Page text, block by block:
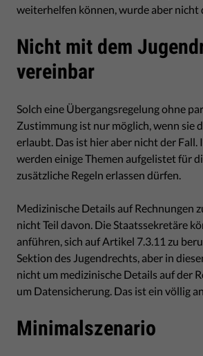
weiterhelfen können, wurde aber nicht
Nicht mit dem
vereinbar
Solch eine Übergangsregelung ohne
Zustimmung ist nur möglich, wenn sie
erlaubt. Das ist hier aber nicht der Fall.
werden einige Themen aufgelistet für
zusätzliche Regeln erlassen dürfen.
Medizinische Details auf Rechnungen
nicht Teil davon. Die Staatssekretäre
anführen, sich auf Artikel 7.3.11 zu
Sektion des Jugendrechts, aber in
nicht um medizinische Details auf der
um Datensicherung. Das ist ein völlig
Minimalszenario